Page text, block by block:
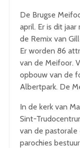
De Brugse
april. Er is dit
de Remix van
Er worden 86
van de Meifoor.
opbouw van de
Albertpark. De
In de kerk van
Sint-
van de
parochies